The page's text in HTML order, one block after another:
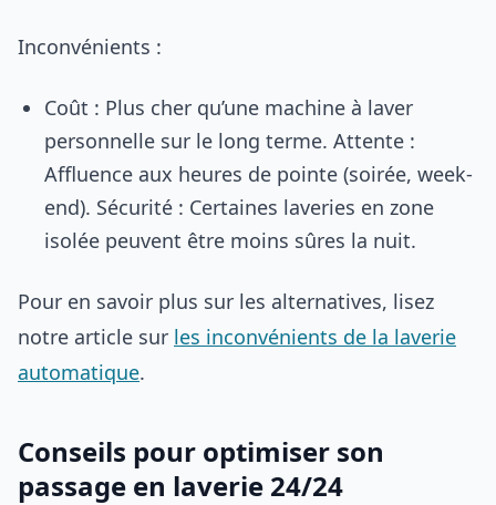
Inconvénients :
Coût : Plus cher qu’une machine à laver
personnelle sur le long terme. Attente :
Affluence aux heures de pointe (soirée, week-
end). Sécurité : Certaines laveries en zone
isolée peuvent être moins sûres la nuit.
Pour en savoir plus sur les alternatives, lisez
notre article sur les inconvénients de la laverie
automatique.
Conseils pour optimiser son
passage en laverie 24/24